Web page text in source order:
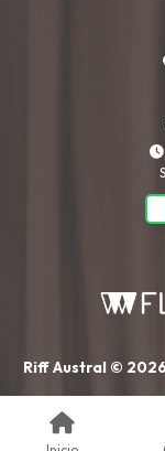
Riff Austral © 2026